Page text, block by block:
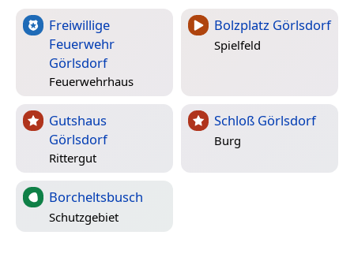
Freiwillige
Feuerwehr
Görlsdorf
Feuerwehrhaus
Bolzplatz Görlsdorf
Spielfeld
Gutshaus
Görlsdorf
Rittergut
Schloß Görlsdorf
Burg
Borcheltsbusch
Schutzgebiet